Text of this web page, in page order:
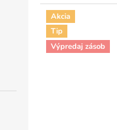
Akcia
Tip
Výpredaj zásob